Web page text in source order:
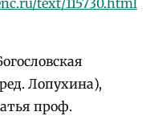
text/115730.html
Лопухина),
проф.